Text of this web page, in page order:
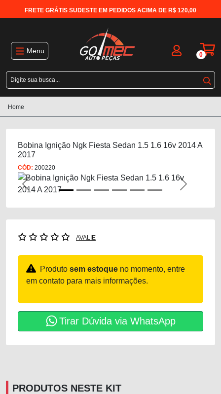
FRETE GRÁTIS SUDESTE EM PEDIDOS ACIMA DE R$ 120,00
Menu 0
Home
Bobina Ignição Ngk Fiesta Sedan 1.5 1.6 16v 2014 A
2017
CÓD: 200220
Previous Next
AVALIE
Produto sem estoque no momento, entre
em contato para mais informações.
Tirar Dúvida via WhatsApp
PRODUTOS NESTE KIT